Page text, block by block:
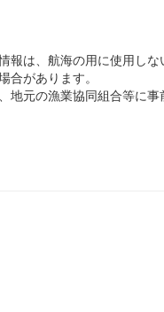
、航海の用に使用しな
があります。
元の漁業協同組合等に